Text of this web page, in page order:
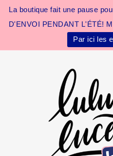
La boutique fait une pause
D'ENVOI PENDANT L'ÉTÉ!
Par ici les